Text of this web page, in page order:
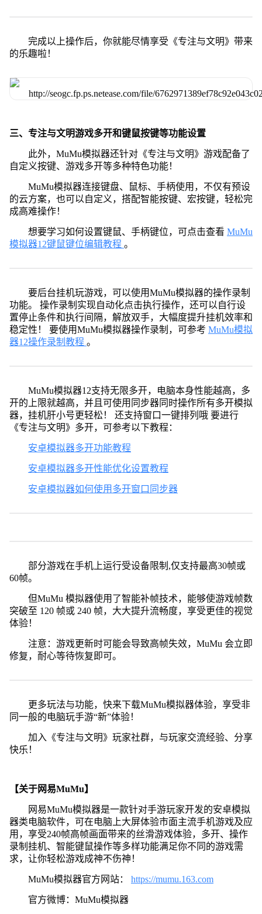
完成以上操作后，你就能尽情享受《专注与文明》带来
的乐趣啦！
三、专注与文明游戏多开和键鼠按键等功能设置
此外，MuMu模拟器还针对《专注与文明》游戏配备了
自定义按键、游戏多开等多种特色功能！
MuMu模拟器连接键盘、鼠标、手柄使用，不仅有预设
的云方案，也可以自定义，搭配智能按键、宏按键，轻松完
成高难操作！
想要学习如何设置键鼠、手柄键位，可点击查看 MuMu
模拟器12键鼠键位编辑教程 。
要后台挂机玩游戏，可以使用MuMu模拟器的操作录制
功能。 操作录制实现自动化点击执行操作，还可以自行设
置停止条件和执行间隔，解放双手，大幅度提升挂机效率和
稳定性！ 要使用MuMu模拟器操作录制，可参考 MuMu模拟
器12操作录制教程 。
MuMu模拟器12支持无限多开，电脑本身性能越高，多
开的上限就越高，并且可使用同步器同时操作所有多开模拟
器，挂机肝小号更轻松！ 还支持窗口一键排列哦 要进行
《专注与文明》多开，可参考以下教程：
安卓模拟器多开功能教程
安卓模拟器多开性能优化设置教程
安卓模拟器如何使用多开窗口同步器
部分游戏在手机上运行受设备限制,仅支持最高30帧或
60帧。
但MuMu 模拟器使用了智能补帧技术，能够使游戏帧数
突破至 120 帧或 240 帧，大大提升流畅度，享受更佳的视觉
体验！
注意：游戏更新时可能会导致高帧失效，MuMu 会立即
修复，耐心等待恢复即可。
更多玩法与功能，快来下载MuMu模拟器体验，享受非
同一般的电脑玩手游“新”体验！
加入《专注与文明》玩家社群，与玩家交流经验、分享
快乐！
【关于网易MuMu】
网易MuMu模拟器是一款针对手游玩家开发的安卓模拟
器类电脑软件，可在电脑上大屏体验市面主流手机游戏及应
用，享受240帧高帧画面带来的丝滑游戏体验，多开、操作
录制挂机、智能键鼠操作等多样功能满足你不同的游戏需
求，让你轻松游戏成神不伤神！
MuMu模拟器官方网站： https://mumu.163.com
官方微博：MuMu模拟器